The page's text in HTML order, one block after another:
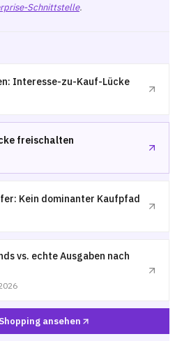
Schnittstelle.
Interesse-zu-Kauf-Lücke
freischalten
Kein dominanter Kaufpfad
vs. echte Ausgaben nach
ansehen